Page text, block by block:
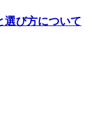
選び方について